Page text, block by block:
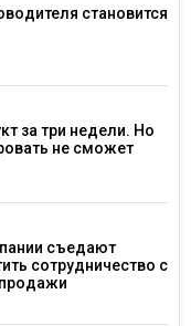
становится
за три недели. Но
не сможет
съедают
сотрудничество с